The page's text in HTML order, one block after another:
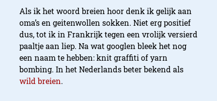
Als ik het woord breien hoor denk ik gelijk aan
oma’s en geitenwollen sokken. Niet erg positief
dus, tot ik in Frankrijk tegen een vrolijk versierd
paaltje aan liep. Na wat googlen bleek het nog
een naam te hebben: knit graffiti of yarn
bombing. In het Nederlands beter bekend als
wild breien.